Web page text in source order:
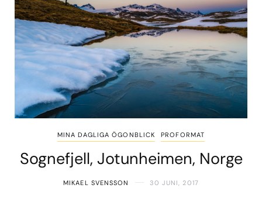
MINA DAGLIGA ÖGONBLICK PROFORMAT
Sognefjell, Jotunheimen, Norge
MIKAEL SVENSSON 30 JUNI, 2017